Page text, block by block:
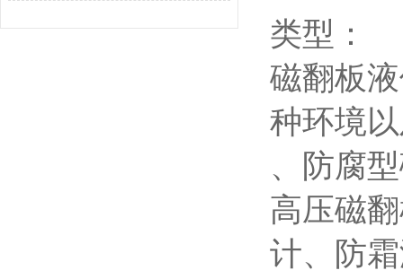
类型：
磁翻板
种环境
、防腐
高压磁
计、防